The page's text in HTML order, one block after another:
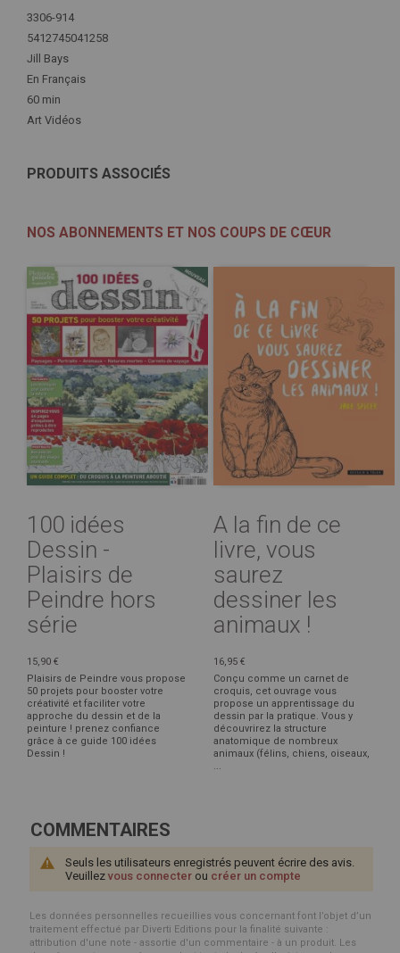
d'infos
3306-914
5412745041258
Jill Bays
En Français
60 min
Art Vidéos
PRODUITS ASSOCIÉS
NOS ABONNEMENTS ET NOS COUPS DE CŒUR
100 idées
Dessin -
Plaisirs de
Peindre hors
série
15,90 €
Plaisirs de Peindre vous propose
50 projets pour booster votre
créativité et faciliter votre
approche du dessin et de la
peinture ! prenez confiance
grâce à ce guide 100 idées
Dessin !
A la fin de ce
livre, vous
saurez
dessiner les
animaux !
16,95 €
Conçu comme un carnet de
croquis, cet ouvrage vous
propose un apprentissage du
dessin par la pratique. Vous y
découvrirez la structure
anatomique de nombreux
animaux (félins, chiens, oiseaux,
COMMENTAIRES
Seuls les utilisateurs enregistrés peuvent écrire des avis.
Veuillez vous connecter ou créer un compte
Les données personnelles recueillies vous concernant font l’objet d’un
traitement effectué par Diverti Editions pour la finalité suivante :
attribution d'une note - assortie d'un commentaire - à un produit. Les